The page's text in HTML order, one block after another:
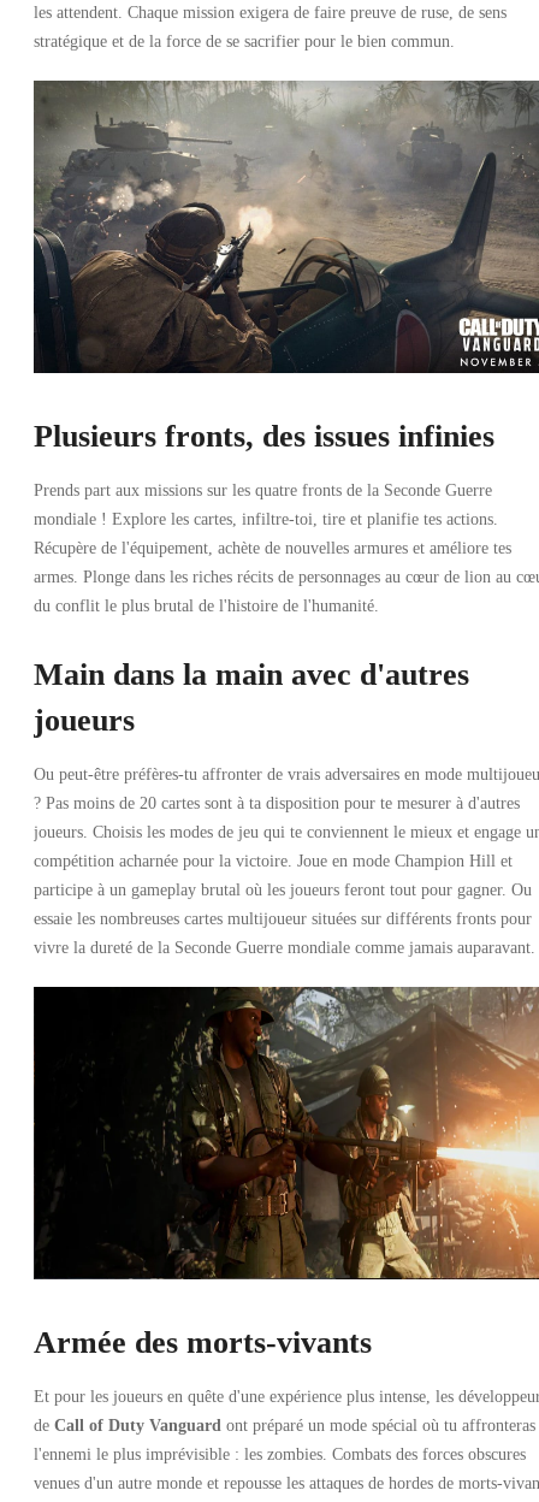
les attendent. Chaque mission exigera de faire preuve de ruse, de sens
stratégique et de la force de se sacrifier pour le bien commun.
Plusieurs fronts, des issues infinies
Prends part aux missions sur les quatre fronts de la Seconde Guerre
mondiale ! Explore les cartes, infiltre-toi, tire et planifie tes actions.
Récupère de l'équipement, achète de nouvelles armures et améliore tes
armes. Plonge dans les riches récits de personnages au cœur de lion au
du conflit le plus brutal de l'histoire de l'humanité.
Main dans la main avec d'autres
joueurs
Ou peut-être préfères-tu affronter de vrais adversaires en mode
? Pas moins de 20 cartes sont à ta disposition pour te mesurer à d'autres
joueurs. Choisis les modes de jeu qui te conviennent le mieux et engage
compétition acharnée pour la victoire. Joue en mode Champion Hill et
participe à un gameplay brutal où les joueurs feront tout pour gagner. Ou
essaie les nombreuses cartes multijoueur situées sur différents fronts pour
vivre la dureté de la Seconde Guerre mondiale comme jamais auparavant.
Armée des morts-vivants
Et pour les joueurs en quête d'une expérience plus intense, les
de Call of Duty Vanguard ont préparé un mode spécial où tu affronteras
l'ennemi le plus imprévisible : les zombies. Combats des forces obscures
venues d'un autre monde et repousse les attaques de hordes de morts-